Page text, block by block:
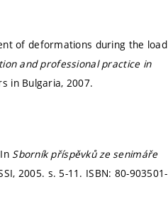
of deformations during the load
and professional practice in
in Bulgaria, 2007.
Sborník příspěvků ze senimáře
2005. s. 5-11. ISBN: 80-903501-